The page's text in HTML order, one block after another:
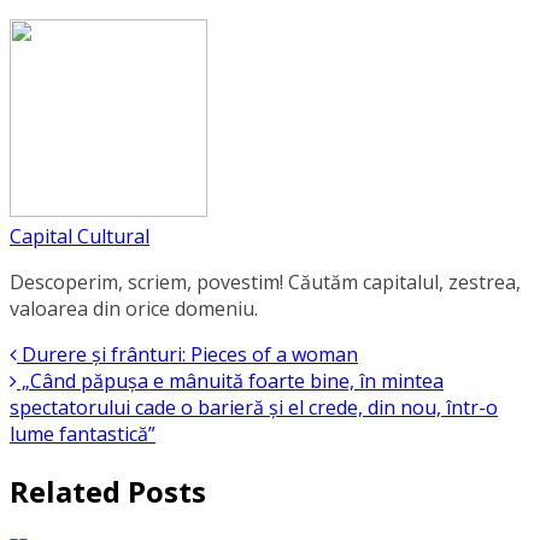
Capital Cultural
Descoperim, scriem, povestim! Căutăm capitalul, zestrea,
valoarea din orice domeniu.
Durere și frânturi: Pieces of a woman
„Când păpușa e mânuită foarte bine, în mintea
spectatorului cade o barieră și el crede, din nou, într-o
lume fantastică”
Related Posts